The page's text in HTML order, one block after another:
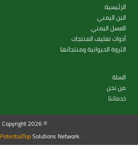
الرئيسية
البن اليمني
العسل اليمني
أدوات تغليف المنتجات
الثروة الحيوانية ومنتجاتها
السلة
من نحن
خدماتنا
Copyright 2026 ©
PotentialTopSolutions Network.